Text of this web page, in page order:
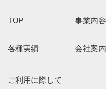
TOP 事業内容
各種実績 会社案内
ご利用に際して